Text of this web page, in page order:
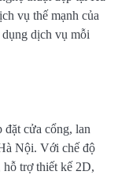
vụ thế mạnh của
dịch vụ mỗi
cửa cổng, lan
Nội. Với chế độ
hỗ trợ thiết kế 2D,